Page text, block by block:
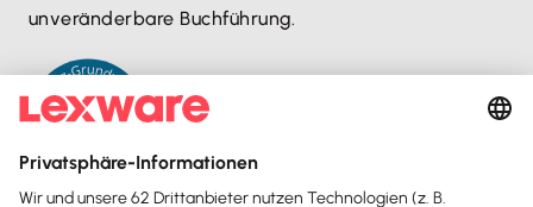
unveränderbare Buchführung.
DSGVO-konform